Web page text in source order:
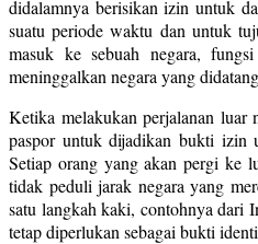
didalamnya berisikan izin untuk
suatu periode waktu dan untuk
masuk ke sebuah negara,
meninggalkan negara yang
Ketika melakukan perjalanan luar
paspor untuk dijadikan bukti izin
Setiap orang yang akan pergi ke
tidak peduli jarak negara yang
satu langkah kaki, contohnya dari
tetap diperlukan sebagai bukti